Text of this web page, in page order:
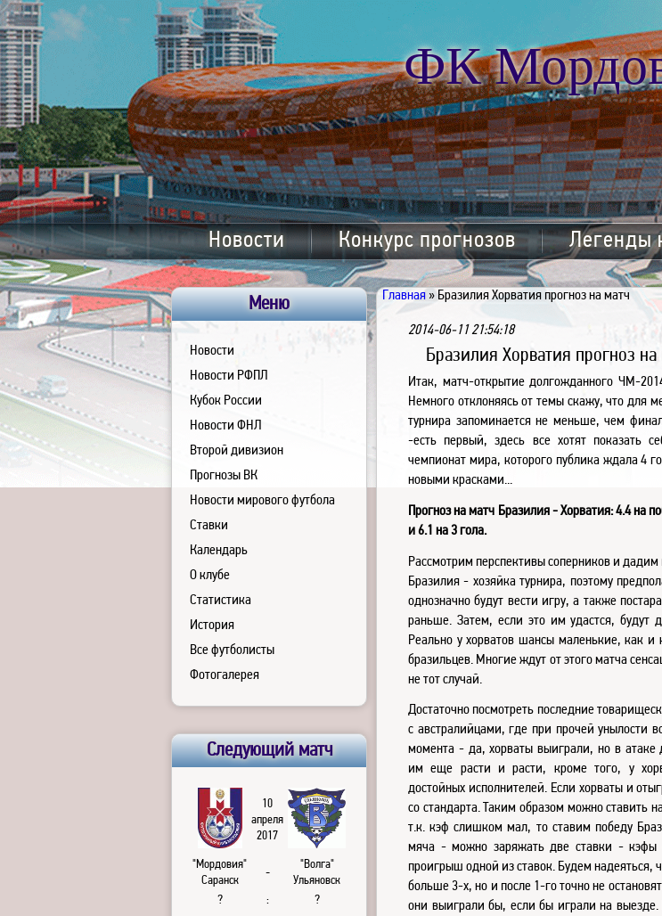
ФК
Новости Конкурс прогнозов Легенды
Главная » Бразилия Хорватия прогноз на матч
2014-06-11 21:54:18
Бразилия Хорватия прогноз на
Итак, матч-открытие долгожданного ЧМ-
Немного отклоняясь от темы скажу, что для
турнира запоминается не меньше, чем
-есть первый, здесь все хотят показать
чемпионат мира, которого публика ждала 4
новыми красками...
Прогноз на матч Бразилия - Хорватия: 4.4 на
и 6.1 на 3 гола.
Рассмотрим перспективы соперников и дадим
Бразилия - хозяйка турнира, поэтому
однозначно будут вести игру, а также
раньше. Затем, если это им удастся, будут
Реально у хорватов шансы маленькие, как и
бразильцев. Многие ждут от этого матча
не тот случай.
Достаточно посмотреть последние
с австралийцами, где при прочей унылости
момента - да, хорваты выиграли, но в атаке
им еще расти и расти, кроме того, у
достойных исполнителей. Если хорваты и
со стандарта. Таким образом можно ставить
т.к. кэф слишком мал, то ставим победу
мяча - можно заряжать две ставки - кэфы
проигрыш одной из ставок. Будем надеяться,
больше 3-х, но и после 1-го точно не
они выиграли бы, если бы играли на
Меню
Новости
Новости РФПЛ
Кубок России
Новости ФНЛ
Второй дивизион
Прогнозы ВК
Новости мирового футбола
Ставки
Календарь
О клубе
Статистика
История
Все футболисты
Фотогалерея
Следующий матч
10
апреля
2017
"Мордовия"
Саранск
-
"Волга"
Ульяновск
?
: ?